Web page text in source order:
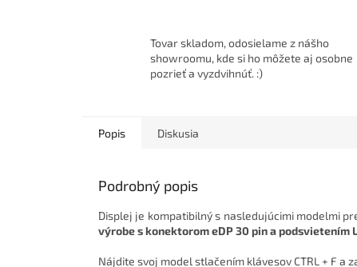
Tovar skladom, odosielame z nášho
showroomu, kde si ho môžete aj osobne
pozrieť a vyzdvihnúť. :)
Popis Diskusia
Podrobný popis
Displej je kompatibilný s nasledujúcimi modelmi
výrobe s konektorom eDP 30 pin a podsvietením
Nájdite svoj model stlačením klávesov CTRL + F a